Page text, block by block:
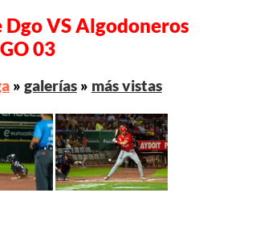
VS Algodoneros
03
» galerías» más vistas